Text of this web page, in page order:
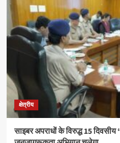
क्षेत्रीय
साइबर अपराधों के विरुद्ध 15